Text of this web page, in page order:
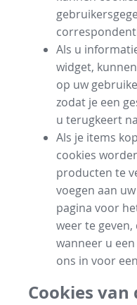
Als u
widget,
op uw
zodat je een
u terugkeert
Als je items
cookies
producten te
voegen aan
pagina voor
weer te
wanneer u
ons in voor
Cookies van